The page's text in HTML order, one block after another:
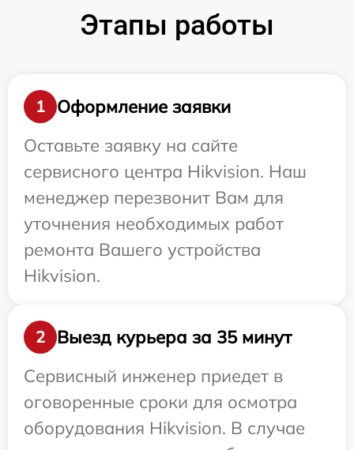
Этапы работы
1
Оформление заявки
Оставьте заявку на сайте
сервисного центра Hikvision. Наш
менеджер перезвонит Вам для
уточнения необходимых работ
ремонта Вашего устройства
Hikvision.
2
Выезд курьера за 35 минут
Сервисный инженер приедет в
оговоренные сроки для осмотра
оборудования Hikvision. В случае